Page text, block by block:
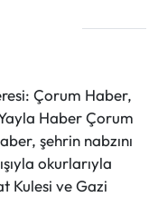
Çorum Haber,
Haber Çorum
şehrin nabzını
okurlarıyla
Kulesi ve Gazi